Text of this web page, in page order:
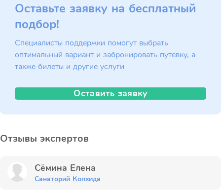
Оставьте заявку на бесплатный
подбор!
Специалисты поддержки помогут выбрать
оптимальный вариант и забронировать путёвку, а
также билеты и другие услуги
Оставить заявку
Отзывы экспертов
Сёмина Елена
Санаторий Колхида